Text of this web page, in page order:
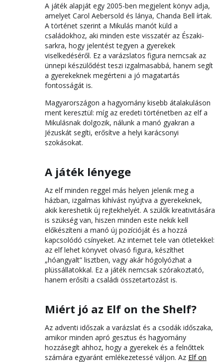
A játék alapját egy 2005-ben megjelent könyv adja,
amelyet Carol Aebersold és lánya, Chanda Bell írtak.
A történet szerint a Mikulás manót küld a
családokhoz, aki minden este visszatér az Északi-
sarkra, hogy jelentést tegyen a gyerekek
viselkedéséről. Ez a varázslatos figura nemcsak az
ünnepi készülődést teszi izgalmasabbá, hanem segít
a gyerekeknek megérteni a jó magatartás
fontosságát is.
Magyarországon a hagyomány kisebb átalakuláson
ment keresztül: míg az eredeti történetben az elf a
Mikulásnak dolgozik, nálunk a manó gyakran a
Jézuskát segíti, erősítve a helyi karácsonyi
szokásokat.
A játék lényege
Az elf minden reggel más helyen jelenik meg a
házban, izgalmas kihívást nyújtva a gyerekeknek,
akik kereshetik új rejtekhelyét. A szülők kreativitására
is szükség van, hiszen minden este nekik kell
előkészíteni a manó új pozícióját és a hozzá
kapcsolódó csínyeket. Az internet tele van ötletekkel:
az elf lehet könyvet olvasó figura, készíthet
„hóangyalt” lisztben, vagy akár hógolyózhat a
plüssállatokkal. Ez a játék nemcsak szórakoztató,
hanem erősíti a családi összetartozást is.
Miért jó az Elf on the Shelf?
Az adventi időszak a varázslat és a csodák időszaka,
amikor minden apró gesztus és hagyomány
hozzásegít ahhoz, hogy a gyerekek és a felnőttek
számára egyaránt emlékezetessé váljon. Az Elf on